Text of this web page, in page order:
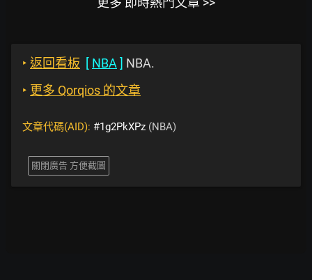
‣ 返回看板 [ NBA ] NBA.
‣ 更多 Qorqios 的文章
文章代碼(AID): #1g2PkXPz (NBA)
關閉廣告 方便截圖